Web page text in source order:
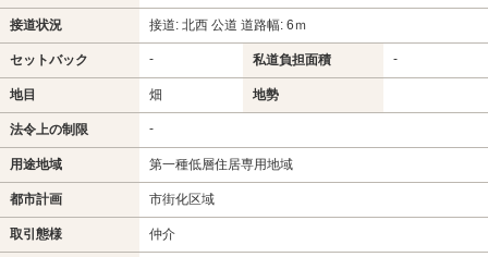
接道状況 接道: 北西 公道 道路幅: 6ｍ
セットバック - 私道負担面積 -
地目 畑 地勢
法令上の制限 -
用途地域 第一種低層住居専用地域
都市計画 市街化区域
取引態様 仲介